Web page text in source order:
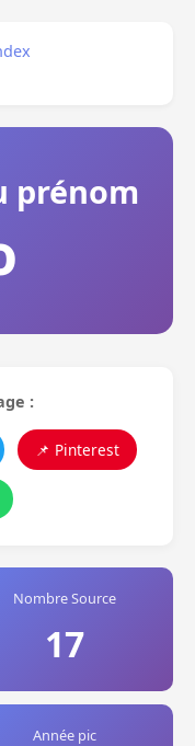
prénom
:
📌 Pinterest
Nombre Source
17
Année pic